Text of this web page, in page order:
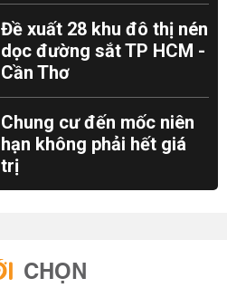
Đề xuất 28 khu đô thị nén
dọc đường sắt TP HCM -
Cần Thơ
Chung cư đến mốc niên
hạn không phải hết giá
trị
CHỌN